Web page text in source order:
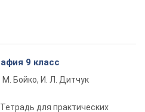
9 класс
М. Бойко, И. Л. Дитчук
Тетрадь для практических